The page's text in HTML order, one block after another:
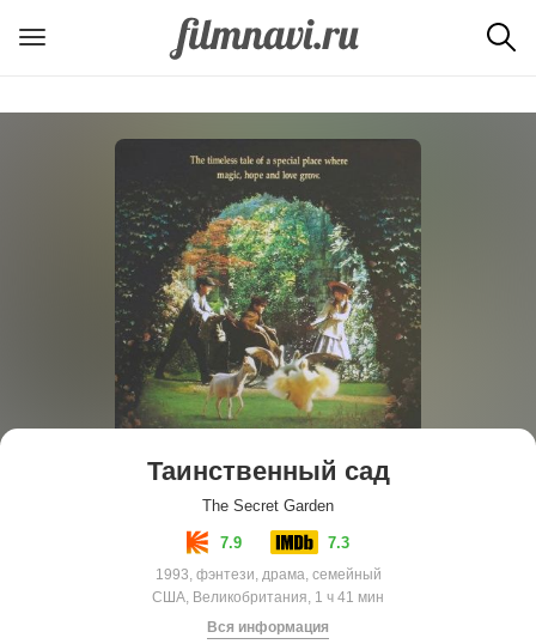
Таинственный сад
The Secret Garden
7.9 7.3
1993, фэнтези, драма, семейный
США, Великобритания, 1 ч 41 мин
Вся информация